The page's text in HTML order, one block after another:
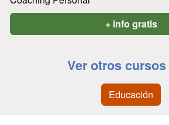
+ info gratis
Ver otros cursos
Educación